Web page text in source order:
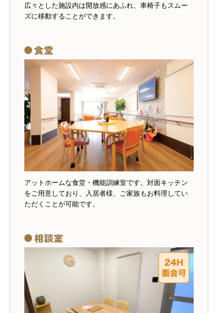
広々とした施設内は開放感にあふれ、車椅子もスムー
ズに移動することができます。
食堂
アットホームな食堂・機能訓練室です。対面キッチン
をご用意しており、入居者様、ご家族もお料理してい
ただくことが可能です。
相談室